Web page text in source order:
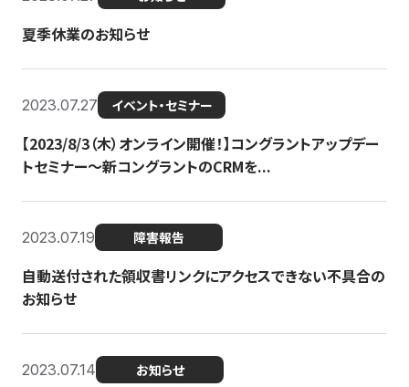
夏季休業のお知らせ
2023.07.27 イベント・セミナー
【2023/8/3（木）オンライン開催！】コングラントアップデー
トセミナー〜新コングラントのCRMを...
2023.07.19 障害報告
自動送付された領収書リンクにアクセスできない不具合の
お知らせ
2023.07.14 お知らせ